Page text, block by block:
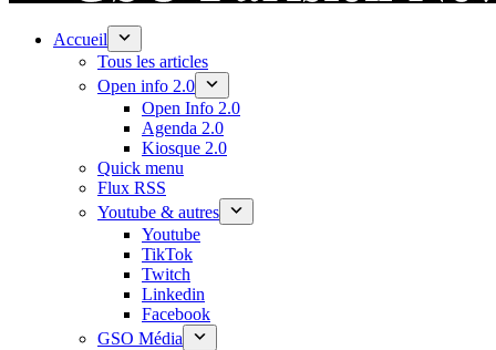
Accueil
Tous les articles
Open info 2.0
Open Info 2.0
Agenda 2.0
Kiosque 2.0
Quick menu
Flux RSS
Youtube & autres
Youtube
TikTok
Twitch
Linkedin
Facebook
GSO Média